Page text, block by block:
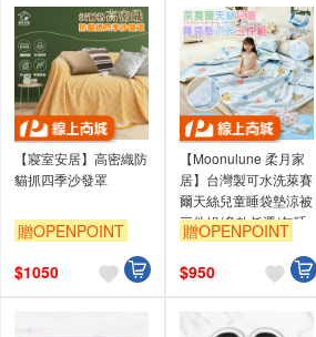
【寢室安居】高密織防
貓抓四季沙發罩
贈OPENPOINT
$1050
【Moonulune 柔月家
居】台灣製可水洗萊賽
爾天絲兒童睡袋墊涼被
三件組/多款任選(午睡
墊/兒童睡袋/幼兒園睡
袋)
贈OPENPOINT
$950